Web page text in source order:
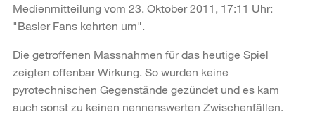
Medienmitteilung vom 23. Oktober 2011, 17:11 Uhr:
"Basler Fans kehrten um".
Die getroffenen Massnahmen für das heutige Spiel
zeigten offenbar Wirkung. So wurden keine
pyrotechnischen Gegenstände gezündet und es kam
auch sonst zu keinen nennenswerten Zwischenfällen.